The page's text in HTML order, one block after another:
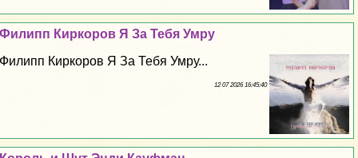
Филипп Киркоров Я За Тебя Умру
Филипп Киркоров Я За Тебя Умру...
12 07 2026 16:45:40